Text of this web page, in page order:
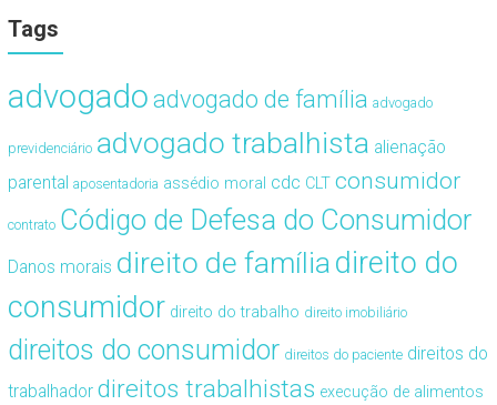
Tags
advogado advogado de família advogado
previdenciário advogado trabalhista alienação
parental aposentadoria assédio moral cdc CLT consumidor
contrato Código de Defesa do Consumidor
Danos morais direito de famíliadireito do
consumidor direito do trabalho direito imobiliário
direitos do consumidor direitos do paciente direitos do
trabalhador direitos trabalhistas execução de alimentos